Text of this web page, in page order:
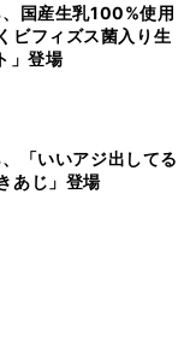
国産生乳100%使用
ビフィズス菌入り生
」登場
「いいアジ出してる
あじ」登場